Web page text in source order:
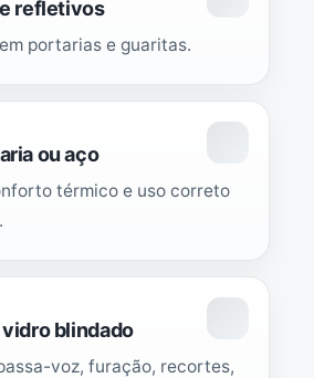
refletivos
portarias e guaritas.
ou aço
térmico e uso correto
blindado
voz, furação, recortes,